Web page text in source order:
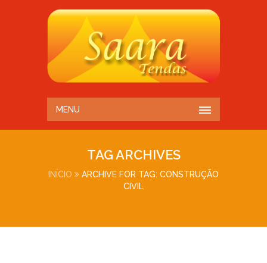
MENU
TAG ARCHIVES
INÍCIO
ARCHIVE FOR TAG: CONSTRUÇÃO
CIVIL